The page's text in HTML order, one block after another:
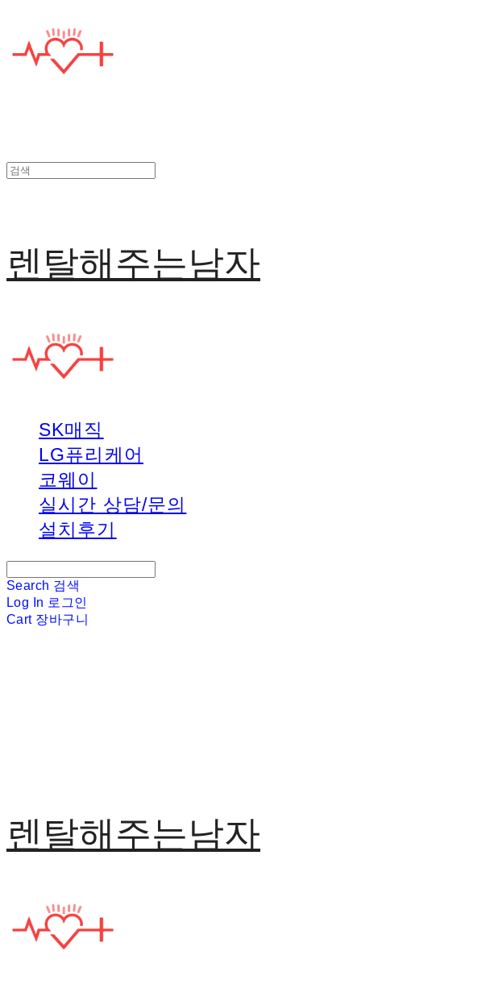
렌탈해주는남자
SK매직
LG퓨리케어
코웨이
실시간 상담/문의
설치후기
Search 검색
Log In 로그인
Cart 장바구니
렌탈해주는남자